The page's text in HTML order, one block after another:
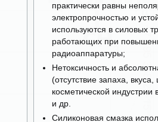
практически равны
электропрочностью и
используются в силовых
работающих при
радиоаппаратуры;
Нетоксичность и
(отсутствие запаха,
косметической
и др.
Силиконовая смазка